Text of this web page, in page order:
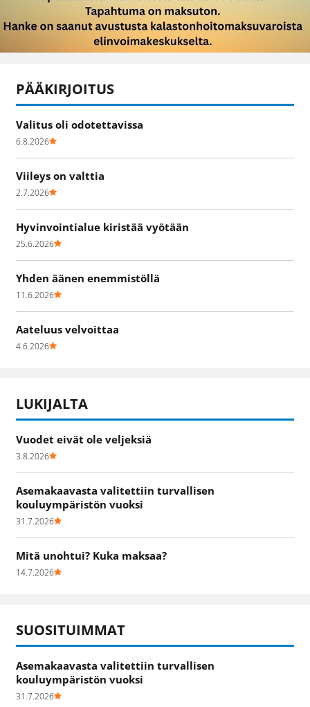
PÄÄKIRJOITUS
Valitus oli odotettavissa
6.8.2026
Viileys on valttia
2.7.2026
Hyvinvointialue kiristää vyötään
25.6.2026
Yhden äänen enemmistöllä
11.6.2026
Aateluus velvoittaa
4.6.2026
LUKIJALTA
Vuodet eivät ole veljeksiä
3.8.2026
Asemakaavasta valitettiin turvallisen
kouluympäristön vuoksi
31.7.2026
Mitä unohtui? Kuka maksaa?
14.7.2026
SUOSITUIMMAT
Asemakaavasta valitettiin turvallisen
kouluympäristön vuoksi
31.7.2026